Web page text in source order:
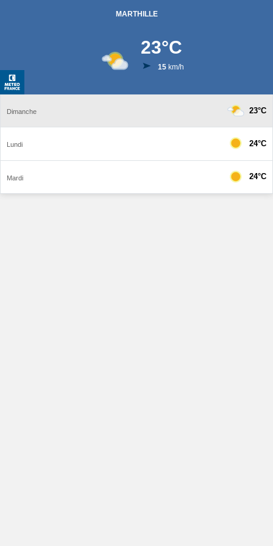
MARTHILLE
23°C
15km/h
Dimanche 23°C
Lundi 24°C
Mardi 24°C